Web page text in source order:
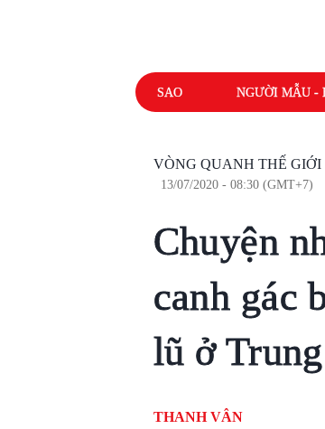
SAO NGƯỜI MẪU -
VÒNG QUANH THẾ GIỚI
13/07/2020 - 08:30 (GMT+7)
Chuyện
canh gác
lũ ở
THANH VÂN